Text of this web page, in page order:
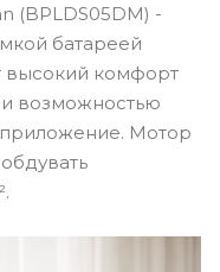
(BPLDS05DM) -
батареей
высокий комфорт
возможностью
Мотор